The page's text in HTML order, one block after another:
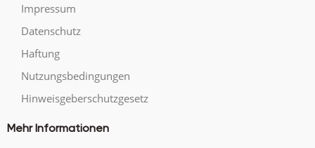
Impressum
Datenschutz
Haftung
Nutzungsbedingungen
Hinweisgeberschutzgesetz
Mehr Informationen